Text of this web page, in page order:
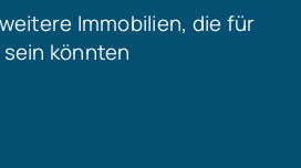
Immobilien, die für
könnten